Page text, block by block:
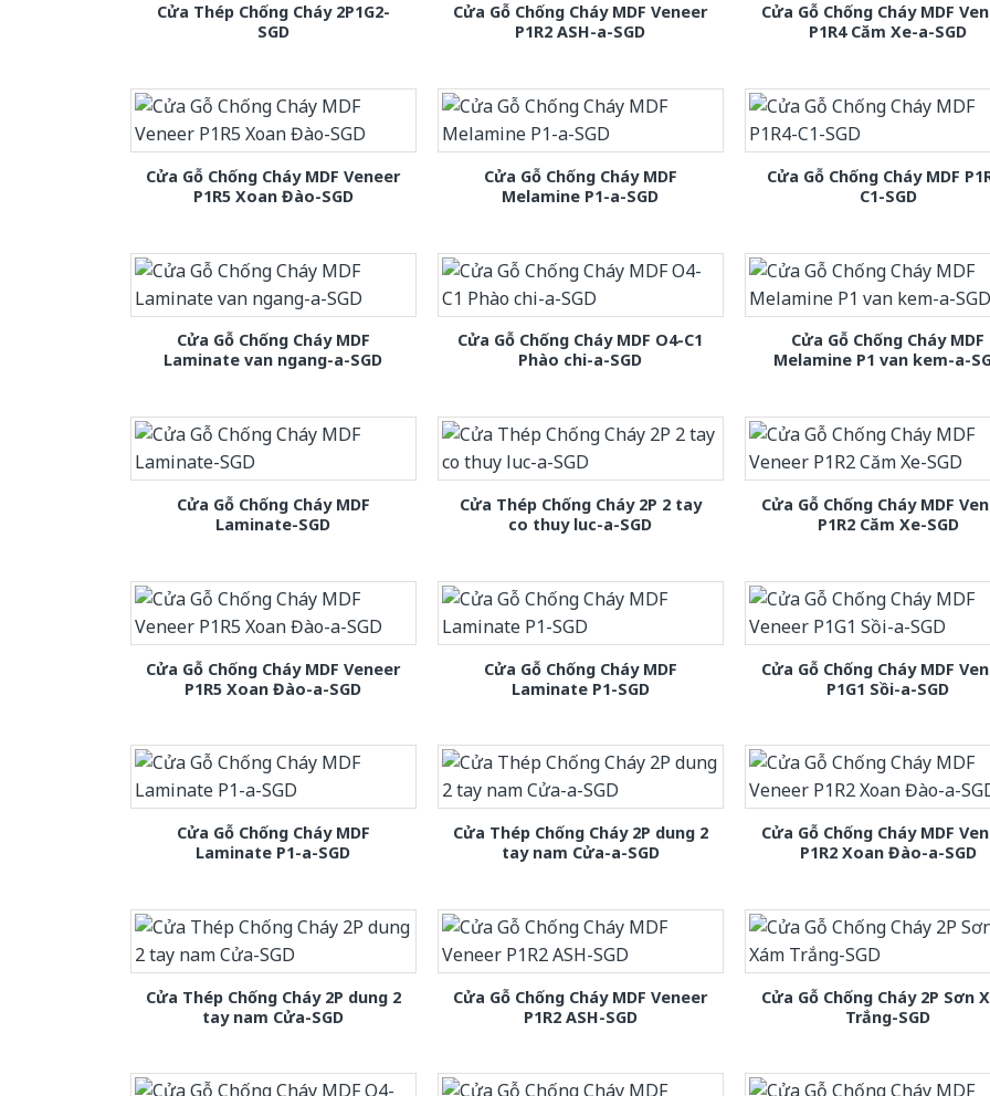
Cửa Thép Chống Cháy 2P1G2-
SGD
Cửa Gỗ Chống Cháy MDF Veneer
P1R2 ASH-a-SGD
Cửa Gỗ Chống Cháy MDF
P1R4 Căm Xe-a-SGD
Cửa Gỗ Chống Cháy MDF Veneer
P1R5 Xoan Đào-SGD
Cửa Gỗ Chống Cháy MDF
Melamine P1-a-SGD
Cửa Gỗ Chống Cháy MDF
C1-SGD
Cửa Gỗ Chống Cháy MDF
Laminate van ngang-a-SGD
Cửa Gỗ Chống Cháy MDF O4-C1
Phào chi-a-SGD
Cửa Gỗ Chống Cháy MDF
Melamine P1 van kem-a-
Cửa Gỗ Chống Cháy MDF
Laminate-SGD
Cửa Thép Chống Cháy 2P 2 tay
co thuy luc-a-SGD
Cửa Gỗ Chống Cháy MDF
P1R2 Căm Xe-SGD
Cửa Gỗ Chống Cháy MDF Veneer
P1R5 Xoan Đào-a-SGD
Cửa Gỗ Chống Cháy MDF
Laminate P1-SGD
Cửa Gỗ Chống Cháy MDF
P1G1 Sồi-a-SGD
Cửa Gỗ Chống Cháy MDF
Laminate P1-a-SGD
Cửa Thép Chống Cháy 2P dung 2
tay nam Cửa-a-SGD
Cửa Gỗ Chống Cháy MDF
P1R2 Xoan Đào-a-SGD
Cửa Thép Chống Cháy 2P dung 2
tay nam Cửa-SGD
Cửa Gỗ Chống Cháy MDF Veneer
P1R2 ASH-SGD
Cửa Gỗ Chống Cháy 2P Sơn
Trắng-SGD